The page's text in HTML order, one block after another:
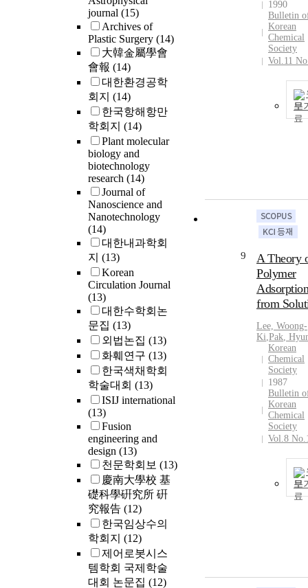
journal (15)
Archives of
Plastic Surgery (14)
大韓金屬學會
會報 (14)
대한환경공학
회지 (14)
한국항해항만
학회지 (14)
Plant molecular
biology and
biotechnology
research (14)
Journal of
Nanoscience and
Nanotechnology
(14)
대한내과학회
지 (13)
Korean
Circulation Journal
(13)
대한수학회논
문집 (13)
외법논집 (13)
화훼연구 (13)
한국색채학회
학술대회 (13)
ISIJ international
(13)
Fusion
engineering and
design (13)
천문학회보 (13)
慶南大學校 基
礎科學硏究所 硏
究報告 (12)
한국임상수의
학회지 (12)
제어로봇시스
템학회 국제학술
대회 논문집 (12)
1990
Bulletin
Korean
Chemical
Society
Vol.11
보
9
A Theory
Polymer
Adsorption
from
Lee, Woong-
Ki,Pak,
Korean
Chemical
Society
1987
Bulletin
Korean
Chemical
Society
Vol.8
보